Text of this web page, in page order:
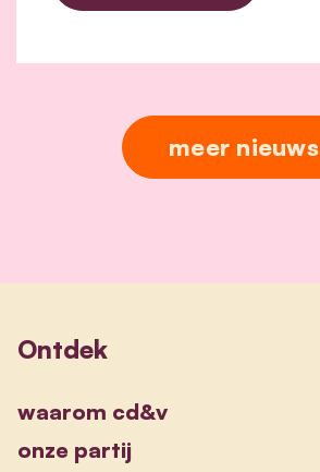
meer nieuws
Ontdek
waarom cd&v
onze partij